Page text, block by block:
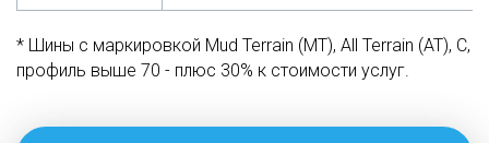
* Шины с маркировкой Mud Terrain (MT), All Terrain (AT), C,
профиль выше 70 - плюс 30% к стоимости услуг.